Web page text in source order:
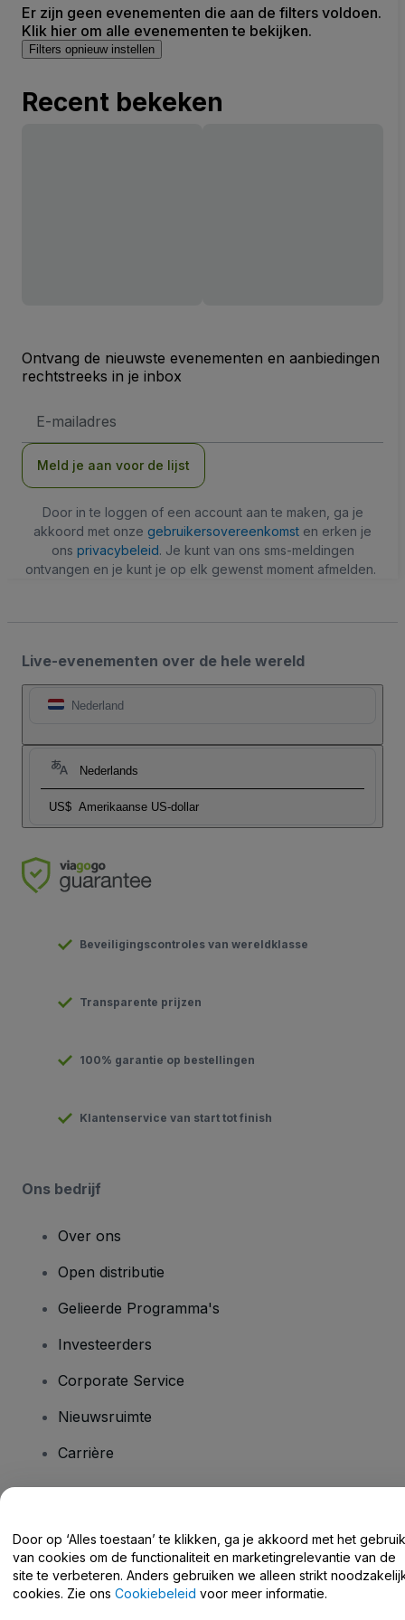
Er zijn geen evenementen die aan de filters voldoen.
Klik hier om alle evenementen te bekijken.
Filters opnieuw instellen
Recent bekeken
Ontvang de nieuwste evenementen en aanbiedingen
rechtstreeks in je inbox
mailadres
Meld je aan voor de lijst
Door in te loggen of een account aan te maken, ga je
akkoord met onze gebruikersovereenkomst en erken je
ons privacybeleid. Je kunt van ons sms-meldingen
ontvangen en je kunt je op elk gewenst moment afmelden.
Live-evenementen over de hele wereld
Nederland
Nederlands
US$ Amerikaanse US-dollar
Beveiligingscontroles van wereldklasse
Transparente prijzen
100% garantie op bestellingen
Klantenservice van start tot finish
Ons bedrijf
Over ons
Open distributie
Gelieerde Programma's
Investeerders
Corporate Service
Nieuwsruimte
Carrière
Helpcentrum / Neem Contact Met Ons Op
Door op ‘Alles toestaan’ te klikken, ga je akkoord met het gebruik
van cookies om de functionaliteit en marketingrelevantie van de
site te verbeteren. Anders gebruiken we alleen strikt
cookies. Zie ons Cookiebeleid voor meer informatie.